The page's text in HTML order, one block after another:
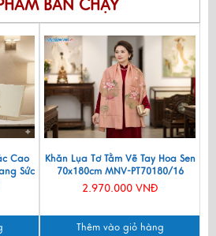
BÁN CHẠY
Cao
Sức
Khăn Lụa Tơ Tằm Vẽ Tay Hoa Sen
70x180cm MNV-PT70180/16
2.970.000 VNĐ
Thêm vào giỏ hàng